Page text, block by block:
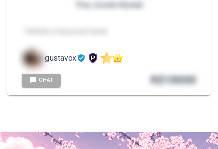
Tica Jovem Kawaii
gustavox
CHAT R$10000